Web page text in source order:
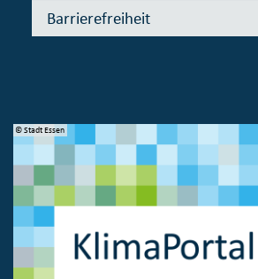
Barrierefreiheit
© Stadt Essen